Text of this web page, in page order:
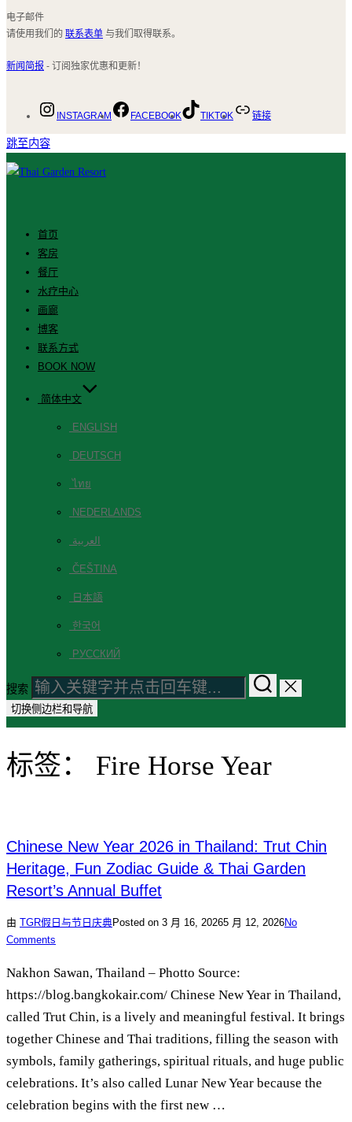
电子邮件
请使用我们的 联系表单 与我们取得联系。
新闻简报 - 订阅独家优惠和更新！
INSTAGRAM FACEBOOK TIKTOK 链接
跳至内容
首页
客房
餐厅
水疗中心
画廊
博客
联系方式
BOOK NOW
简体中文
ENGLISH
DEUTSCH
ไทย
NEDERLANDS
العربية
ČEŠTINA
日本語
한국어
РУССКИЙ
搜索
切换侧边栏和导航
标签： Fire Horse Year
Chinese New Year 2026 in Thailand: Trut Chin
Heritage, Fun Zodiac Guide & Thai Garden
Resort’s Annual Buffet
由 TGR假日与节日庆典Posted on 3 月 16, 20265 月 12, 2026No
Comments
Nakhon Sawan, Thailand – Photto Source:
https://blog.bangkokair.com/ Chinese New Year in Thailand,
called Trut Chin, is a lively and meaningful festival. It brings
together Chinese and Thai traditions, filling the season with
symbols, family gatherings, spiritual rituals, and huge public
celebrations. It’s also called Lunar New Year because the
celebration begins with the first new …